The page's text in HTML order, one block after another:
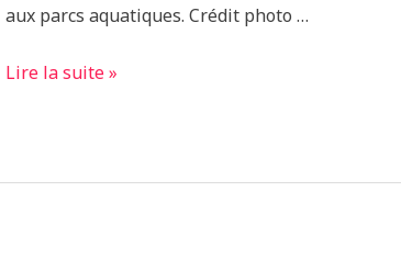
aux parcs aquatiques. Crédit photo …
Les
la
Lire la suite »